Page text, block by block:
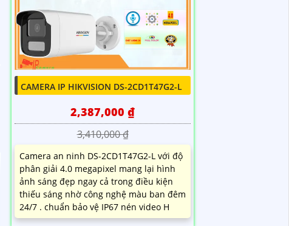
CAMERA IP HIKVISION DS-2CD1T47G2-L
2,387,000 ₫
3,410,000 ₫
Camera an ninh DS-2CD1T47G2-L với độ
phân giải 4.0 megapixel mang lại hình
ảnh sáng đẹp ngay cả trong điều kiện
thiếu sáng nhờ công nghệ màu ban đêm
24/7 . chuẩn bảo vệ IP67 nén video H